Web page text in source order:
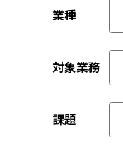
業種
対象業務
課題